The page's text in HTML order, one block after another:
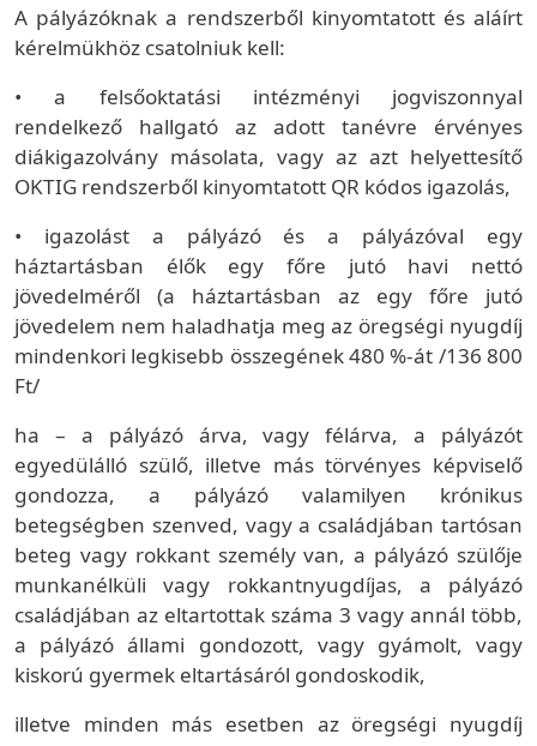
A pályázóknak a rendszerből kinyomtatott és aláírt
kérelmükhöz csatolniuk kell:
• a felsőoktatási intézményi jogviszonnyal
rendelkező hallgató az adott tanévre érvényes
diákigazolvány másolata, vagy az azt helyettesítő
OKTIG rendszerből kinyomtatott QR kódos igazolás,
• igazolást a pályázó és a pályázóval egy
háztartásban élők egy főre jutó havi nettó
jövedelméről (a háztartásban az egy főre jutó
jövedelem nem haladhatja meg az öregségi nyugdíj
mindenkori legkisebb összegének 480 %-át /136 800
Ft/
ha – a pályázó árva, vagy félárva, a pályázót
egyedülálló szülő, illetve más törvényes képviselő
gondozza, a pályázó valamilyen krónikus
betegségben szenved, vagy a családjában tartósan
beteg vagy rokkant személy van, a pályázó szülője
munkanélküli vagy rokkantnyugdíjas, a pályázó
családjában az eltartottak száma 3 vagy annál több,
a pályázó állami gondozott, vagy gyámolt, vagy
kiskorú gyermek eltartásáról gondoskodik,
illetve minden más esetben az öregségi nyugdíj